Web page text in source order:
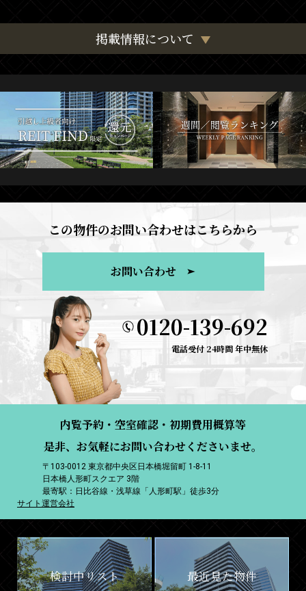
掲載情報について
この物件のお問い合わせはこちらから
お問い合わせ
0120-139-692
電話受付 24時間 年中無休
内覧予約・空室確認・初期費用概算等
是非、お気軽にお問い合わせくださいませ。
〒103-0012 東京都中央区日本橋堀留町 1-8-11
日本橋人形町スクエア 3階
最寄駅：日比谷線・浅草線「人形町駅」徒歩3分
サイト運営会社
検討中リスト 最近見た物件